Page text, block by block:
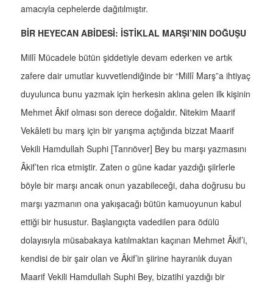
amacıyla cephelerde dağıtılmıştır.
BİR HEYECAN ABİDESİ: İSTİKLAL MARŞI’NIN DOĞUŞU
Millî Mücadele bütün şiddetiyle devam ederken ve artık
zafere dair umutlar kuvvetlendiğinde bir “Millî Marş”a ihtiyaç
duyulunca bunu yazmak için herkesin aklına gelen ilk kişinin
Mehmet Âkif olması son derece doğaldır. Nitekim Maarif
Vekâleti bu marş için bir yarışma açtığında bizzat Maarif
Vekili Hamdullah Suphi [Tanrıöver] Bey bu marşı yazmasını
Âkif’ten rica etmiştir. Zaten o güne kadar yazdığı şiirlerle
böyle bir marşı ancak onun yazabileceği, daha doğrusu bu
marşı yazmanın ona yakışacağı bütün kamuoyunun kabul
ettiği bir husustur. Başlangıçta vadedilen para ödülü
dolayısıyla müsabakaya katılmaktan kaçınan Mehmet Âkif’i,
kendisi de bir şair olan ve Âkif’in şiirine hayranlık duyan
Maarif Vekili Hamdullah Suphi Bey, bizatihi yazdığı bir